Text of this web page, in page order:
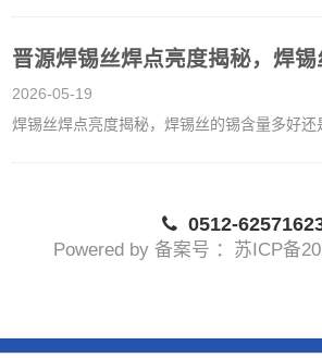
晋源焊锡丝焊点亮度揭秘，焊
2026-05-19
焊锡丝焊点亮度揭秘，焊锡丝的锡含量多好还
0512-
Powered by 备案号 ：苏ICP备